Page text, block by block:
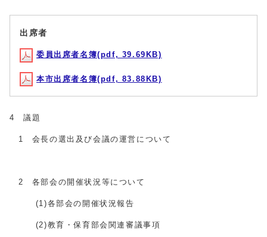
出席者
委員出席者名簿(pdf, 39.69KB)
本市出席者名簿(pdf, 83.88KB)
4 議題
1 会長の選出及び会議の運営について
2 各部会の開催状況等について
(1)各部会の開催状況報告
(2)教育・保育部会関連審議事項